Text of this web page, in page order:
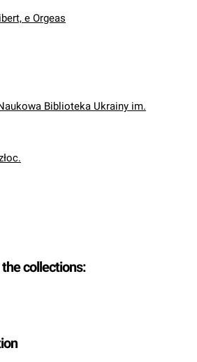
e Orgeas
Biblioteka Ukrainy im.
collections: